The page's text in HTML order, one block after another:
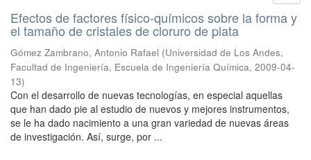
Efectos de factores físico-químicos sobre la forma y
el tamaño de cristales de cloruro de plata
Gómez Zambrano, Antonio Rafael (Universidad de Los Andes,
Facultad de Ingeniería, Escuela de Ingeniería Química, 2009-04-
13)
Con el desarrollo de nuevas tecnologías, en especial aquellas
que han dado pie al estudio de nuevos y mejores instrumentos,
se le ha dado nacimiento a una gran variedad de nuevas áreas
de investigación. Así, surge, por ...